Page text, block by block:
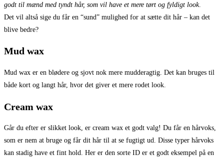
godt til mænd med tyndt hår, som vil have et mere tørt og fyldigt look.
Det vil altså sige du får en “sund” mulighed for at sætte dit hår – kan det
blive bedre?
Mud wax
Mud wax er en blødere og sjovt nok mere mudderagtig. Det kan bruges til
både kort og langt hår, hvor det giver et mere rodet look.
Cream wax
Går du efter er slikket look, er cream wax et godt valg! Du får en hårvoks,
som er nem at bruge og får dit hår til at se fugtigt ud. Disse typer hårvoks
kan stadig have et fint hold. Her er den sorte ID er et godt eksempel på en